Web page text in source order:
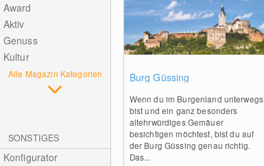
Award
Aktiv
Genuss
Kultur
Alle Magazin Kategorien
SONSTIGES
Konfigurator
Burg Güssing
Wenn du im Burgenland unterwegs
bist und ein ganz besonders
altehrwürdiges Gemäuer
besichtigen möchtest, bist du auf
der Burg Güssing genau richtig.
Das...